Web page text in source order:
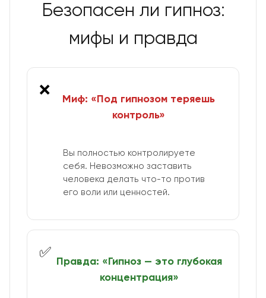
Безопасен ли гипноз:
мифы и правда
❌
Миф: «Под гипнозом теряешь
контроль»
Вы полностью контролируете
себя. Невозможно заставить
человека делать что-то против
его воли или ценностей.
✅
Правда: «Гипноз — это глубокая
концентрация»